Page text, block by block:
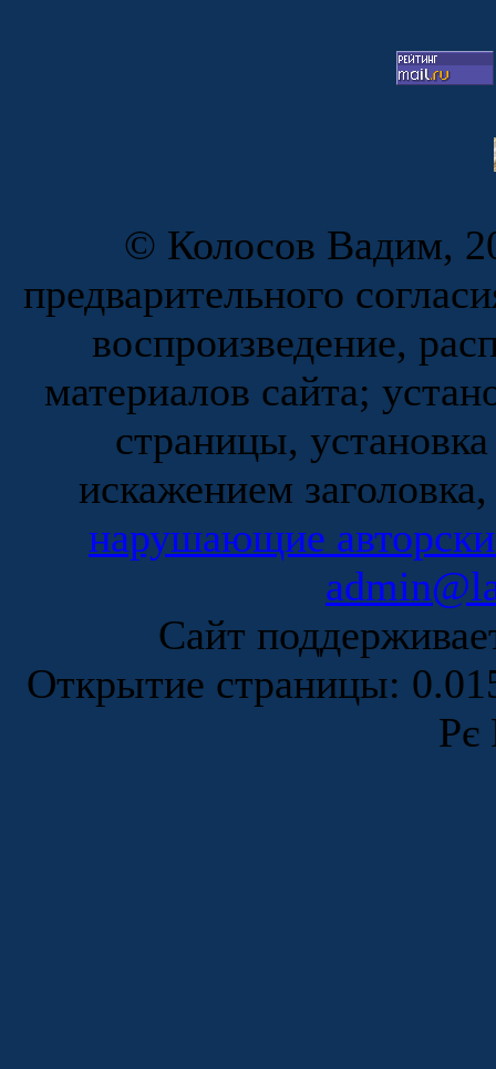
© Колосов Вадим,
предварительного
воспроизведение,
материалов сайта;
страницы,
искажением
нарушающие
Сайт
Открытие страницы:
Рє